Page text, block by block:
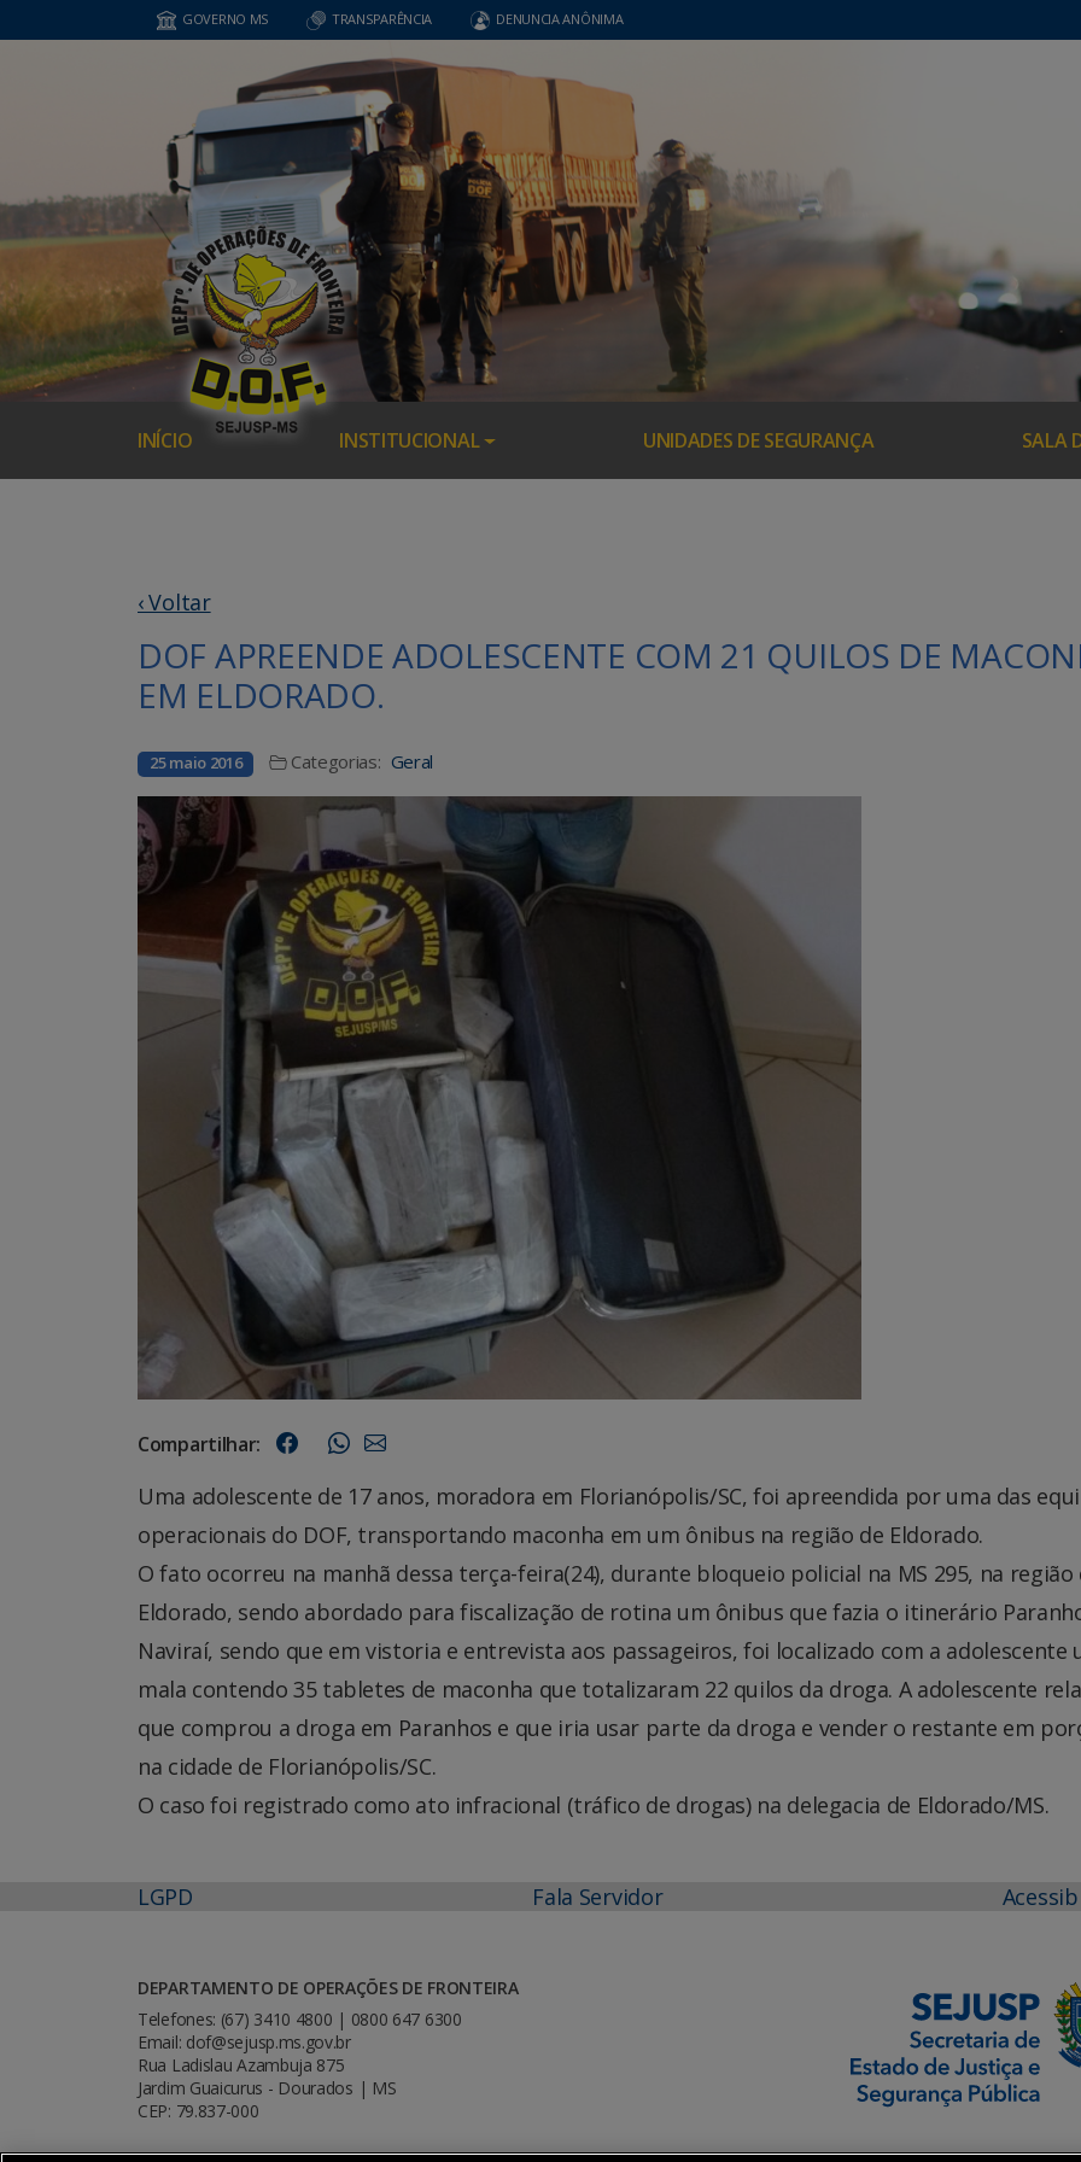
GOVERNO MS TRANSPARÊNCIA DENUNCIA ANÔNIMA
INÍCIO INSTITUCIONAL UNIDADES DE SEGURANÇA SALA
‹ Voltar
DOF APREENDE ADOLESCENTE COM 21 QUILOS DE
EM ELDORADO.
25 maio 2016 Categorias: Geral
Compartilhar:
Uma adolescente de 17 anos, moradora em Florianópolis/SC, foi apreendida por uma das
operacionais do DOF, transportando maconha em um ônibus na região de Eldorado.
O fato ocorreu na manhã dessa terça-feira(24), durante bloqueio policial na MS 295, na região
Eldorado, sendo abordado para fiscalização de rotina um ônibus que fazia o itinerário
Naviraí, sendo que em vistoria e entrevista aos passageiros, foi localizado com a adolescente
mala contendo 35 tabletes de maconha que totalizaram 22 quilos da droga. A adolescente
que comprou a droga em Paranhos e que iria usar parte da droga e vender o restante em
na cidade de Florianópolis/SC.
O caso foi registrado como ato infracional (tráfico de drogas) na delegacia de Eldorado/MS.
LGPD Fala Servidor
DEPARTAMENTO DE OPERAÇÕES DE FRONTEIRA
Telefones: (67) 3410 4800 | 0800 647 6300
Email: dof@sejusp.ms.gov.br
Rua Ladislau Azambuja 875
Jardim Guaicurus - Dourados | MS
CEP: 79.837-000